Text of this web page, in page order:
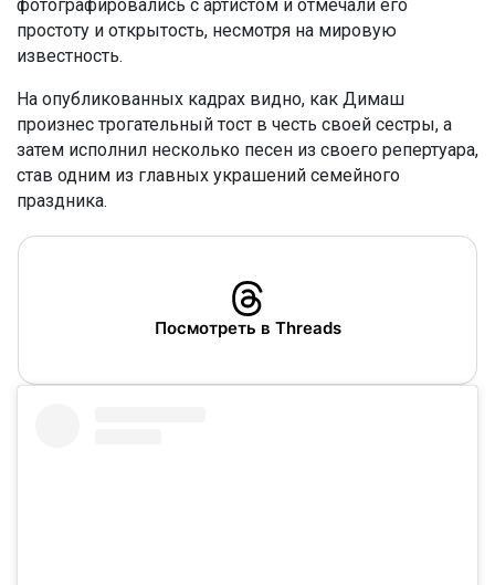
фотографировались с артистом и отмечали его
простоту и открытость, несмотря на мировую
известность.
На опубликованных кадрах видно, как Димаш
произнес трогательный тост в честь своей сестры, а
затем исполнил несколько песен из своего репертуара,
став одним из главных украшений семейного
праздника.
Посмотреть в Threads